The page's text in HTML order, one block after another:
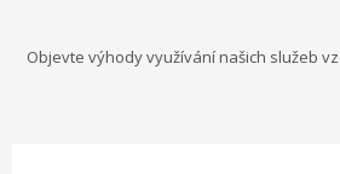
Objevte výhody využívání našich služeb